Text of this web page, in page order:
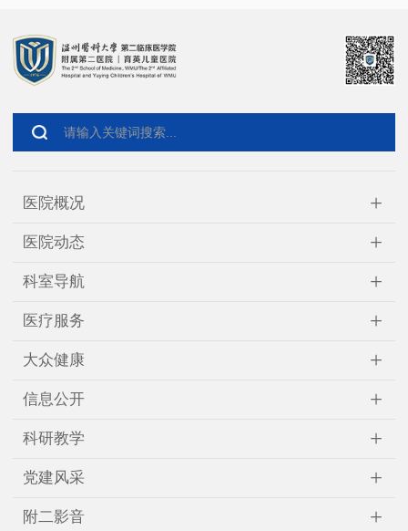
医院概况 +
医院动态 +
科室导航 +
医疗服务 +
大众健康 +
信息公开 +
科研教学 +
党建风采 +
附二影音 +